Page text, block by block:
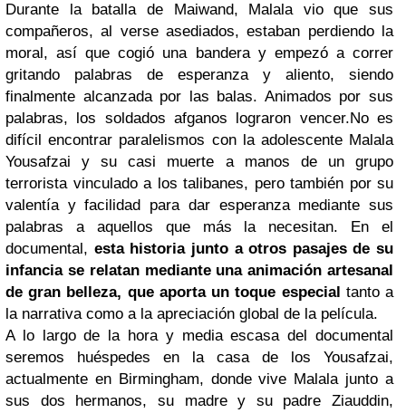
Durante la batalla de Maiwand, Malala vio que sus
compañeros, al verse asediados, estaban perdiendo la
moral, así que cogió una bandera y empezó a correr
gritando palabras de esperanza y aliento, siendo
finalmente alcanzada por las balas. Animados por sus
palabras, los soldados afganos lograron vencer.No es
difícil encontrar paralelismos con la adolescente Malala
Yousafzai y su casi muerte a manos de un grupo
terrorista vinculado a los talibanes, pero también por su
valentía y facilidad para dar esperanza mediante sus
palabras a aquellos que más la necesitan. En el
documental, esta historia junto a otros pasajes de su
infancia se relatan mediante una animación artesanal
de gran belleza, que aporta un toque especial tanto a
la narrativa como a la apreciación global de la película.
A lo largo de la hora y media escasa del documental
seremos huéspedes en la casa de los Yousafzai,
actualmente en Birmingham, donde vive Malala junto a
sus dos hermanos, su madre y su padre Ziauddin,